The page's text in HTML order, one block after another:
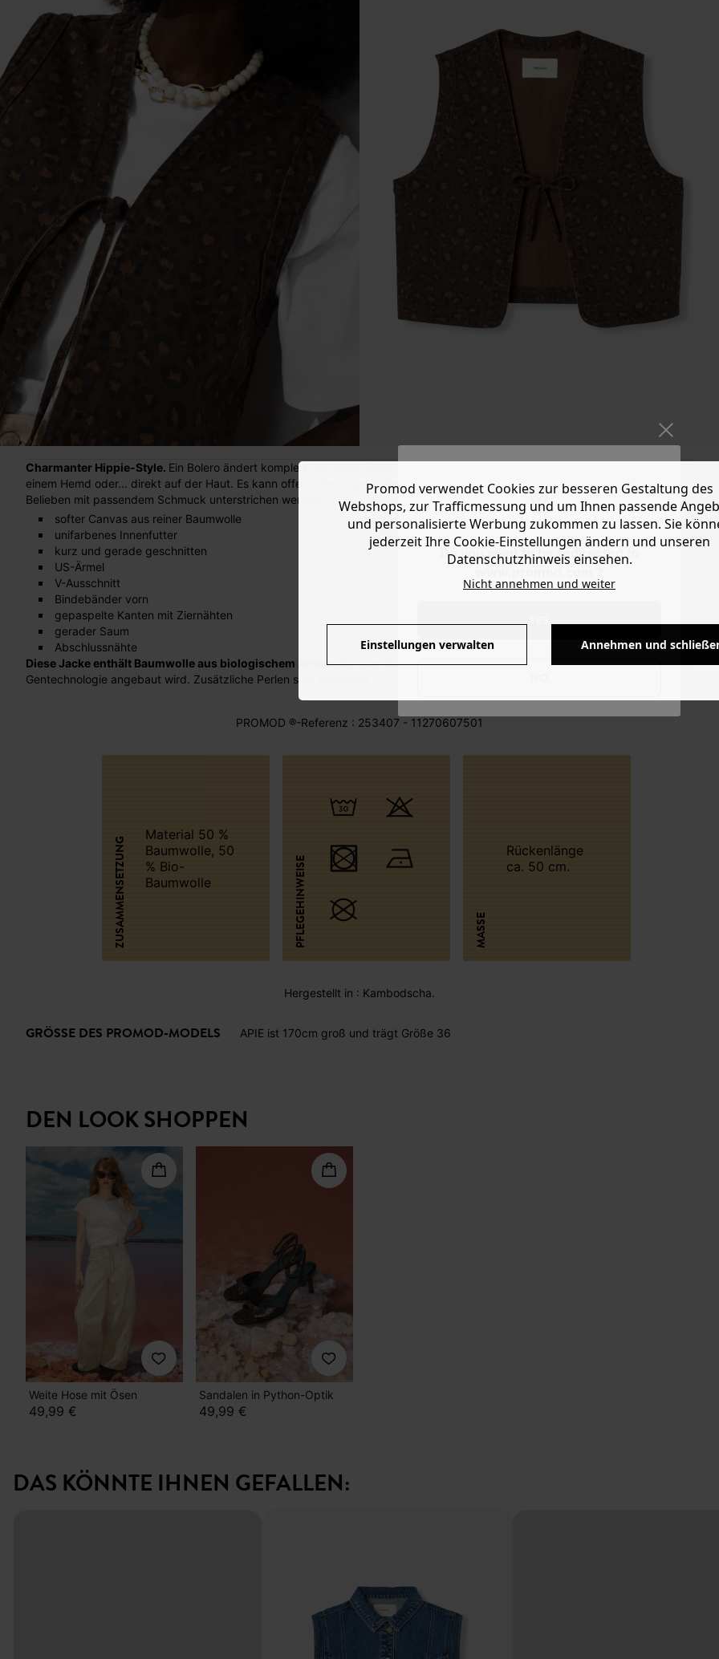
Do you want to be redirected to
Charmanter Hippie-Style. Ein Bolero ändert komplett den Style eines Outfits. Tragen Sie es über einem T-Shirt, einer Bluse
einem Hemd oder... direkt auf der Haut. Es kann offen oder zugebunden getragen werden. Der Seventies-Style kann nach
Belieben mit passendem Schmuck unterstrichen werden.
softer Canvas aus reiner Baumwolle
unifarbenes Innenfutter
kurz und gerade geschnitten
US-Ärmel
V-Ausschnitt
Bindebänder vorn
gepaspelte Kanten mit Ziernähten
gerader Saum
Abschlussnähte
Diese Jacke enthält Baumwolle aus biologischem Anbau,die zum Schutz der Biodiversität ohne Pestizide, Kunstdünger oder
Gentechnologie angebaut wird. Zusätzliche Perlen sind beigefügt.
PROMOD ®-Referenz : 253407 - 11270607501
ZUSAMMENSETZUNG
Material 50 %
Baumwolle, 50
% Bio-
Baumwolle
PFLEGEHINWEISE MASSE
Rückenlänge
ca. 50 cm.
Hergestellt in : Kambodscha.
GRÖSSE DES PROMOD-MODELS APIE ist 170cm groß und trägt Größe 36
DEN LOOK SHOPPEN
Weite Hose mit Ösen
49,99 €
Sandalen in Python-Optik
49,99 €
DAS KÖNNTE IHNEN GEFALLEN:
Promod verwendet Cookies zur besseren Gestaltung des
Webshops, zur Trafficmessung und um Ihnen passende
und personalisierte Werbung zukommen zu lassen. Sie
jederzeit Ihre Cookie-Einstellungen ändern und unseren
Datenschutzhinweis einsehen.
Nicht annehmen und weiter
Einstellungen verwalten Annehmen und